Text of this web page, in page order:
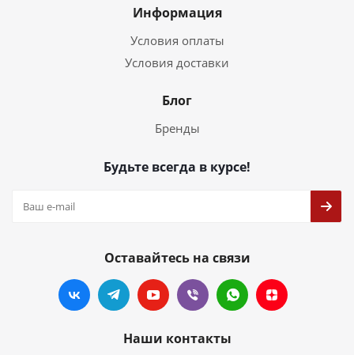
Информация
Условия оплаты
Условия доставки
Блог
Бренды
Будьте всегда в курсе!
Оставайтесь на связи
Наши контакты